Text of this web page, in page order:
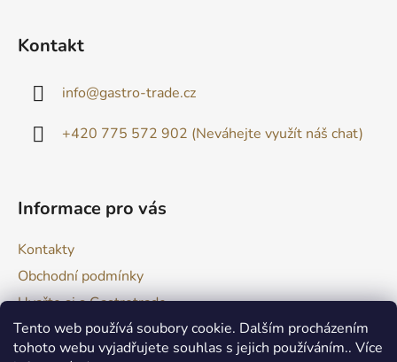
Tento web používá soubory cookie. Dalším procházením
tohoto webu vyjadřujete souhlas s jejich používáním.. Více
Kontakt
info@gastro-trade.cz
+420 775 572 902 (Neváhejte využít náš chat)
Informace pro vás
Kontakty
Obchodní podmínky
Uvařte si s Gastrotrade
Naše produkty - Tipy a triky
Reklamace zboží